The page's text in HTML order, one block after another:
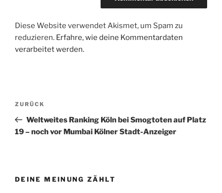
Diese Website verwendet Akismet, um Spam zu
reduzieren. Erfahre, wie deine Kommentardaten
verarbeitet werden.
Beitragsnavigation
Vorheriger
Beitrag
ZURÜCK
Weltweites Ranking Köln bei Smogtoten auf Platz
19 – noch vor Mumbai Kölner Stadt-Anzeiger
DEINE MEINUNG ZÄHLT